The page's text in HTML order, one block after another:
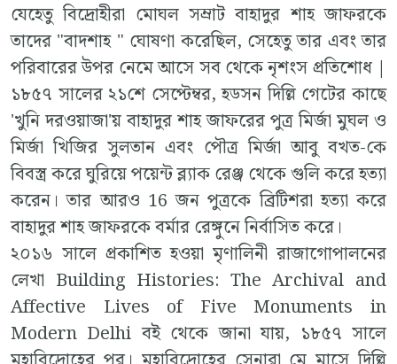
যেহেতু বিদ্রোহীরা মোঘল সম্রাট বাহাদুর শাহ জাফরকে
তাদের "বাদশাহ " ঘোষণা করেছিল, সেহেতু তার এবং তার
পরিবারের উপর নেমে আসে সব থেকে নৃশংস প্রতিশোধ |
১৮৫৭ সালের ২১শে সেপ্টেম্বর, হডসন দিল্লি গেটের কাছে
'খুনি দরওয়াজা'য় বাহাদুর শাহ জাফরের পুত্র মির্জা মুঘল ও
মির্জা খিজির সুলতান এবং পৌত্র মির্জা আবু বখত-কে
বিবস্ত্র করে ঘুরিয়ে পয়েন্ট ব্ল্যাক রেঞ্জ থেকে গুলি করে হত্যা
করেন। তার আরও 16 জন পুত্রকে ব্রিটিশরা হত্যা করে
বাহাদুর শাহ জাফরকে বর্মার রেঙ্গুনে নির্বাসিত করে।
২০১৬ সালে প্রকাশিত হওয়া মৃণালিনী রাজাগোপালনের
লেখা Building Histories: The Archival and
Affective Lives of Five Monuments in
Modern Delhi বই থেকে জানা যায়, ১৮৫৭ সালে